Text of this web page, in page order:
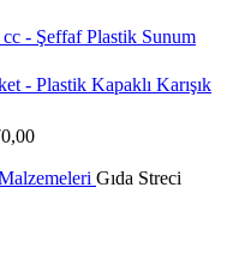
cc - Şeffaf Plastik Sunum
- Plastik Kapaklı Karışık
Gıda Streci